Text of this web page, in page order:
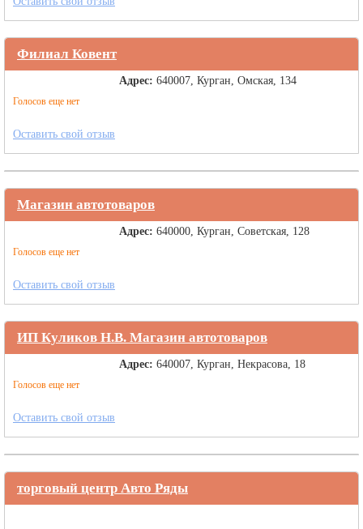
Филиал Ковент
Голосов еще нет
Адрес: 640007, Курган, Омская, 134
Оставить свой отзыв
Магазин автотоваров
Голосов еще нет
Адрес: 640000, Курган, Советская, 128
Оставить свой отзыв
ИП Куликов Н.В. Магазин автотоваров
Голосов еще нет
Адрес: 640007, Курган, Некрасова, 18
Оставить свой отзыв
торговый центр Авто Ряды